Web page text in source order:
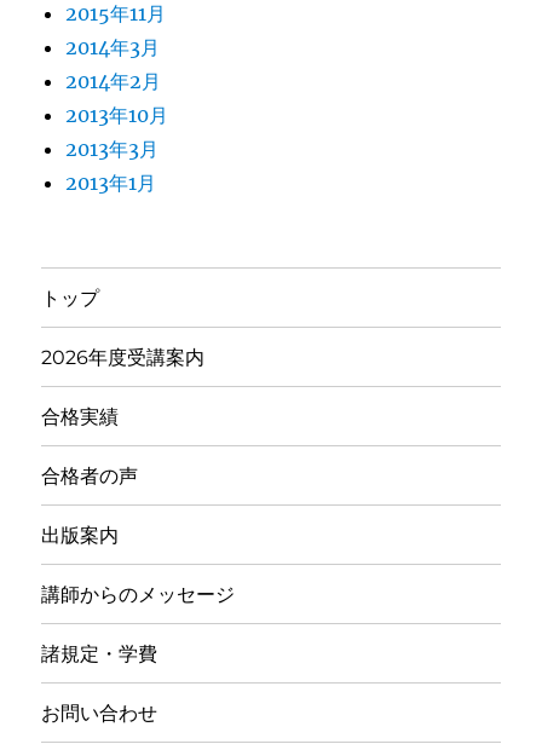
2015年11月
2014年3月
2014年2月
2013年10月
2013年3月
2013年1月
トップ
2026年度受講案内
合格実績
合格者の声
出版案内
講師からのメッセージ
諸規定・学費
お問い合わせ